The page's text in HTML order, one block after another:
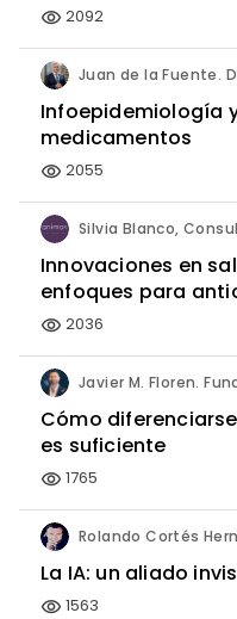
visibility 2092
Juan de la Fuente.
Infoepidemiología
medicamentos
visibility 2055
Innovaciones en
enfoques para
visibility 2036
Javier M. Floren.
Cómo
es suficiente
visibility 1765
La IA: un aliado
visibility 1563